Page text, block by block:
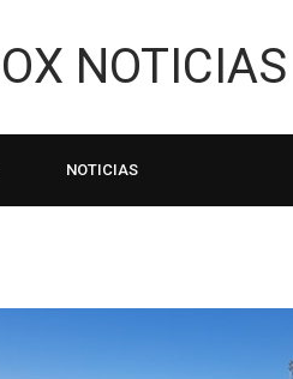
NOTICIAS
NOTICIAS